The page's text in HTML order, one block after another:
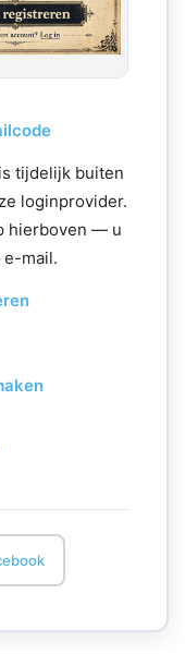
tijdelijk buiten
loginprovider.
hierboven — u
mail.